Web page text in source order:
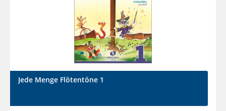
Jede Menge Flötentöne 1